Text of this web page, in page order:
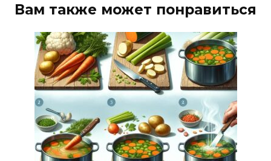
Вам также может понравиться